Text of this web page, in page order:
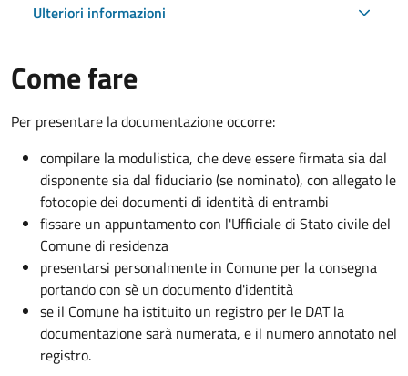
Ulteriori informazioni
Come fare
Per presentare la documentazione occorre:
compilare la modulistica, che deve essere firmata sia dal
disponente sia dal fiduciario (se nominato), con allegato le
fotocopie dei documenti di identità di entrambi
fissare un appuntamento con l'Ufficiale di Stato civile del
Comune di residenza
presentarsi personalmente in Comune per la consegna
portando con sè un documento d'identità
se il Comune ha istituito un registro per le DAT la
documentazione sarà numerata, e il numero annotato nel
registro.